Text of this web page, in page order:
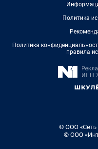
Политика
Политика
правила
© ООО «Сеть
© ООО